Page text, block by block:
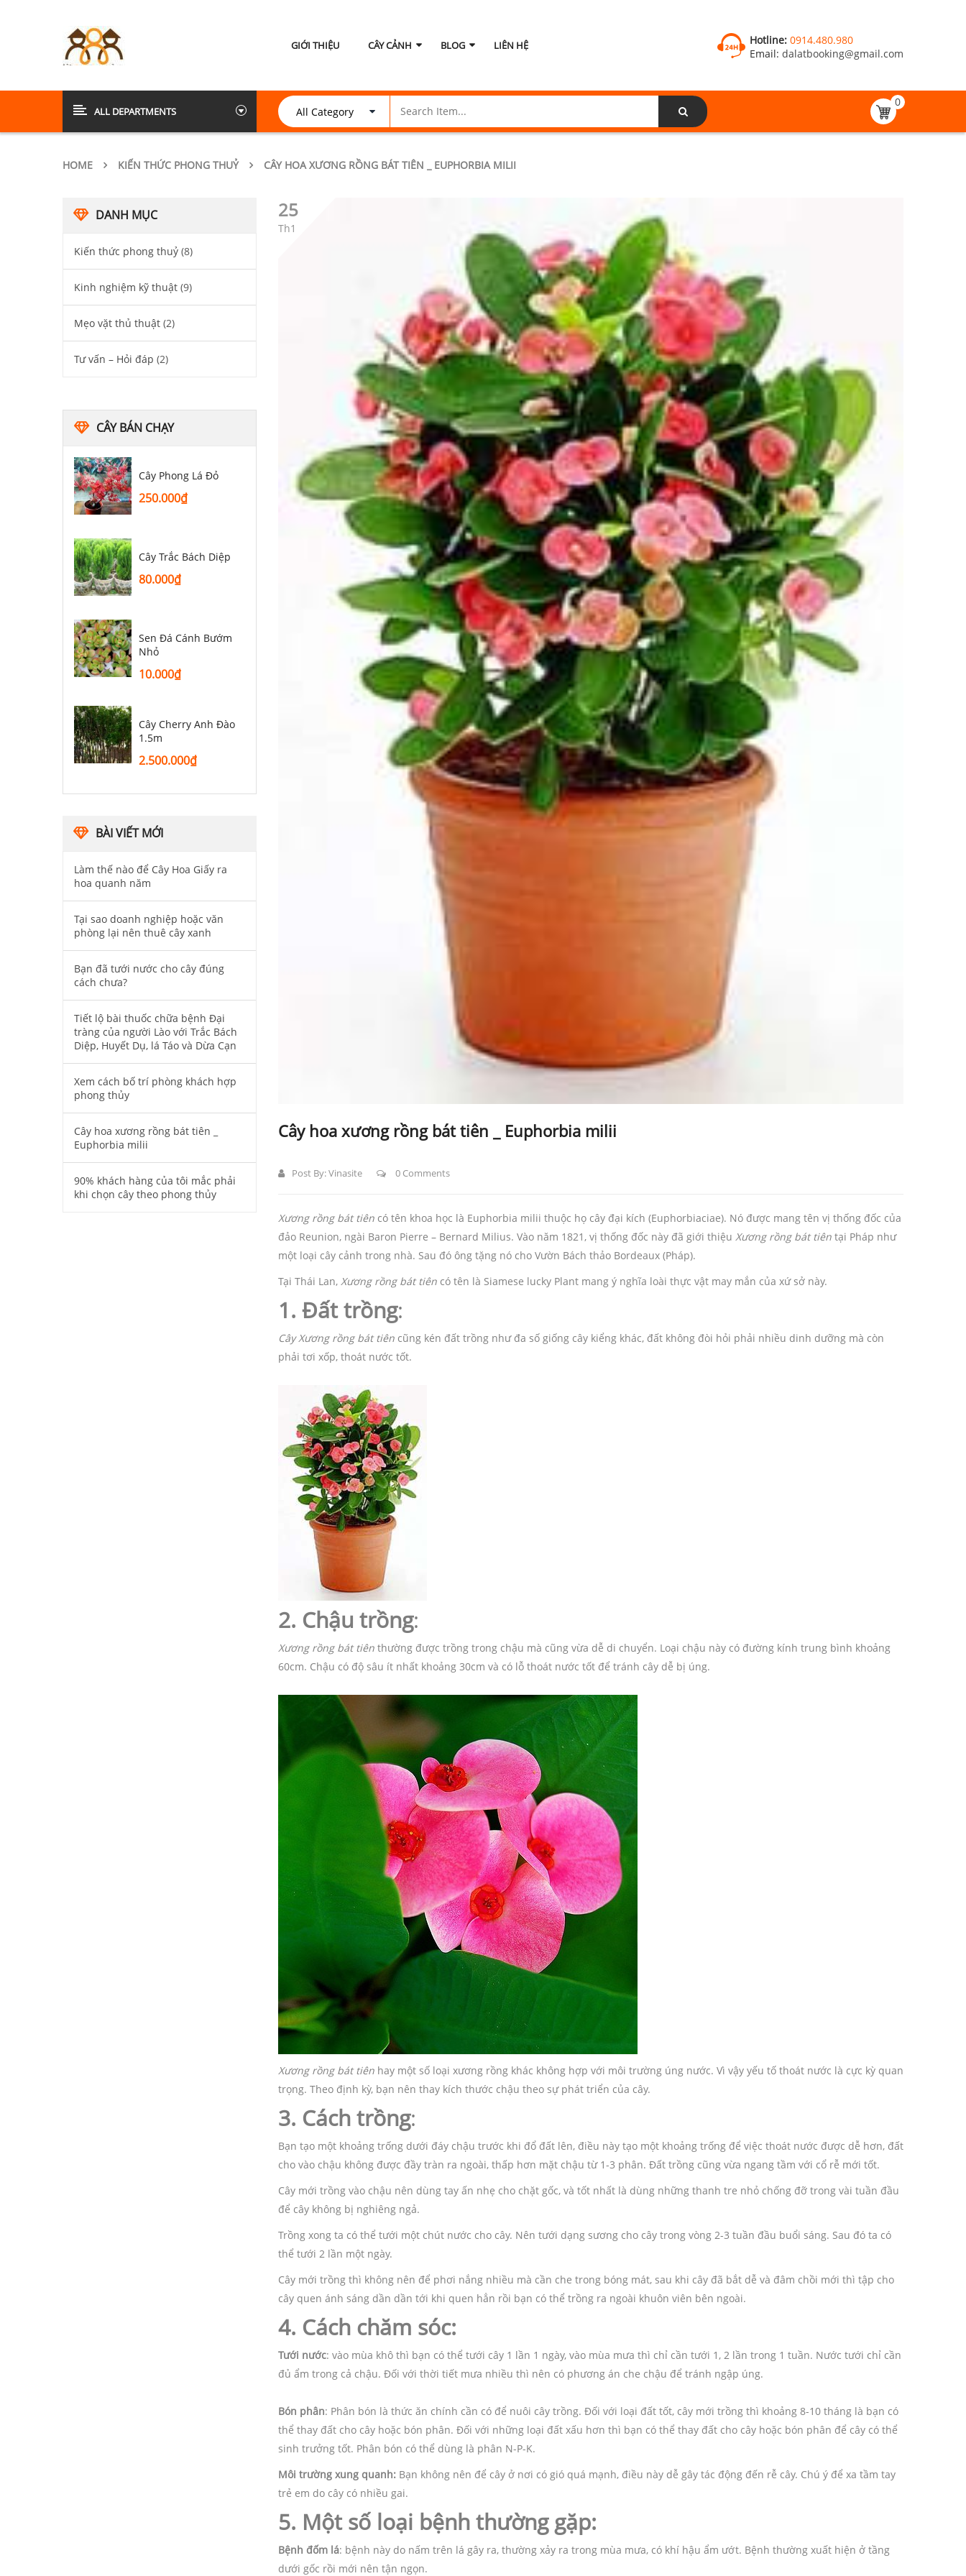
GIỚI THIỆU CÂY CẢNH BLOG LIÊN HỆ Hotline: 0914.480.980
Email: dalatbooking@gmail.com
ALL DEPARTMENTS
0
HOME KIẾN THỨC PHONG THUỶ CÂY HOA XƯƠNG RỒNG BÁT TIÊN _ EUPHORBIA MILII
DANH MỤC
Kiến thức phong thuỷ (8)
Kinh nghiệm kỹ thuật (9)
Mẹo vặt thủ thuật (2)
Tư vấn – Hỏi đáp (2)
CÂY BÁN CHẠY
Cây Phong Lá Đỏ
250.000₫
Cây Trắc Bách Diệp
80.000₫
Sen Đá Cánh Bướm
Nhỏ
10.000₫
Cây Cherry Anh Đào
1.5m
2.500.000₫
BÀI VIẾT MỚI
Làm thế nào để Cây Hoa Giấy ra
hoa quanh năm
Tại sao doanh nghiệp hoặc văn
phòng lại nên thuê cây xanh
Bạn đã tưới nước cho cây đúng
cách chưa?
Tiết lộ bài thuốc chữa bệnh Đại
tràng của người Lào với Trắc Bách
Diệp, Huyết Dụ, lá Táo và Dừa Cạn
Xem cách bố trí phòng khách hợp
phong thủy
Cây hoa xương rồng bát tiên _
Euphorbia milii
90% khách hàng của tôi mắc phải
khi chọn cây theo phong thủy
25
Th1
Cây hoa xương rồng bát tiên _ Euphorbia milii
Post By:Vinasite 0 Comments
Xương rồng bát tiên có tên khoa học là Euphorbia milii thuộc họ cây đại kích (Euphorbiaciae). Nó được mang tên vị thống đốc của
đảo Reunion, ngài Baron Pierre – Bernard Milius. Vào năm 1821, vị thống đốc này đã giới thiệu Xương rồng bát tiên tại Pháp như
một loại cây cảnh trong nhà. Sau đó ông tặng nó cho Vườn Bách thảo Bordeaux (Pháp).
Tại Thái Lan, Xương rồng bát tiên có tên là Siamese lucky Plant mang ý nghĩa loài thực vật may mắn của xứ sở này.
1. Đất trồng:
Cây Xương rồng bát tiên cũng kén đất trồng như đa số giống cây kiểng khác, đất không đòi hỏi phải nhiều dinh dưỡng mà còn
phải tơi xốp, thoát nước tốt.
2. Chậu trồng:
Xương rồng bát tiên thường được trồng trong chậu mà cũng vừa dễ di chuyển. Loại chậu này có đường kính trung bình khoảng
60cm. Chậu có độ sâu ít nhất khoảng 30cm và có lỗ thoát nước tốt để tránh cây dễ bị úng.
Xương rồng bát tiên hay một số loại xương rồng khác không hợp với môi trường úng nước. Vì vậy yếu tố thoát nước là cực kỳ quan
trọng. Theo định kỳ, bạn nên thay kích thước chậu theo sự phát triển của cây.
3. Cách trồng:
Bạn tạo một khoảng trống dưới đáy chậu trước khi đổ đất lên, điều này tạo một khoảng trống để việc thoát nước được dễ hơn, đất
cho vào chậu không được đầy tràn ra ngoài, thấp hơn mặt chậu từ 1-3 phân. Đất trồng cũng vừa ngang tầm với cổ rễ mới tốt.
Cây mới trồng vào chậu nên dùng tay ấn nhẹ cho chặt gốc, và tốt nhất là dùng những thanh tre nhỏ chống đỡ trong vài tuần đầu
để cây không bị nghiêng ngả.
Trồng xong ta có thể tưới một chút nước cho cây. Nên tưới dạng sương cho cây trong vòng 2-3 tuần đầu buổi sáng. Sau đó ta có
thể tưới 2 lần một ngày.
Cây mới trồng thì không nên để phơi nắng nhiều mà cần che trong bóng mát, sau khi cây đã bắt dễ và đâm chồi mới thì tập cho
cây quen ánh sáng dần dần tới khi quen hẳn rồi bạn có thể trồng ra ngoài khuôn viên bên ngoài.
4. Cách chăm sóc:
Tưới nước: vào mùa khô thì bạn có thể tưới cây 1 lần 1 ngày, vào mùa mưa thì chỉ cần tưới 1, 2 lần trong 1 tuần. Nước tưới chỉ cần
đủ ẩm trong cả chậu. Đối với thời tiết mưa nhiều thì nên có phương án che chậu để tránh ngập úng.
Bón phân: Phân bón là thức ăn chính cần có để nuôi cây trồng. Đối với loại đất tốt, cây mới trồng thì khoảng 8-10 tháng là bạn có
thể thay đất cho cây hoặc bón phân. Đối với những loại đất xấu hơn thì bạn có thể thay đất cho cây hoặc bón phân để cây có thể
sinh trưởng tốt. Phân bón có thể dùng là phân N-P-K.
Môi trường xung quanh: Bạn không nên để cây ở nơi có gió quá mạnh, điều này dễ gây tác động đến rễ cây. Chú ý để xa tầm tay
trẻ em do cây có nhiều gai.
5. Một số loại bệnh thường gặp:
Bệnh đốm lá: bệnh này do nấm trên lá gây ra, thường xảy ra trong mùa mưa, có khí hậu ẩm ướt. Bệnh thường xuất hiện ở tầng
dưới gốc rồi mới nên tận ngọn.